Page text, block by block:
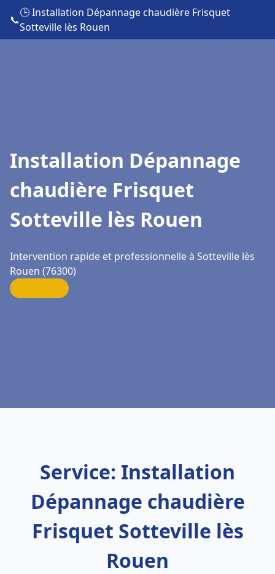
📞
🕒 Installation Dépannage chaudière Frisquet
Sotteville lès Rouen
Installation Dépannage
chaudière Frisquet
Sotteville lès Rouen
Intervention rapide et professionnelle à Sotteville lès
Rouen (76300)
Service: Installation
Dépannage chaudière
Frisquet Sotteville lès
Rouen